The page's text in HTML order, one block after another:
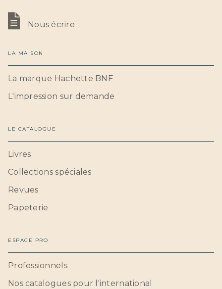
Nous écrire
LA MAISON
La marque Hachette BNF
L'impression sur demande
LE CATALOGUE
Livres
Collections spéciales
Revues
Papeterie
ESPACE PRO
Professionnels
Nos catalogues pour l'international